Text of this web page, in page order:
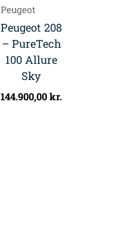
Peugeot
Peugeot 208
– PureTech
100 Allure
Sky
144.900,00kr.